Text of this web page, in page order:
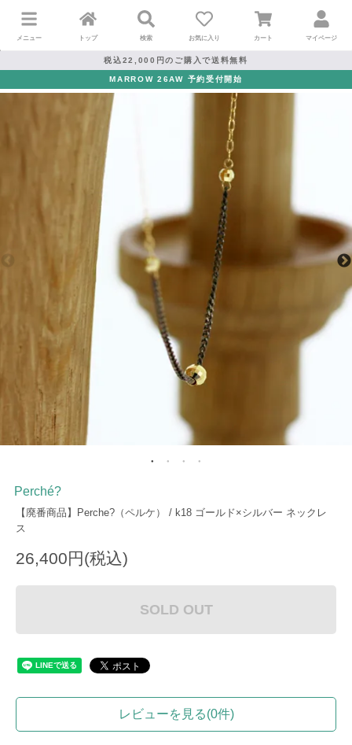
メニュー トップ 検索 お気に入り カート マイページ
税込22,000円のご購入で送料無料
MARROW 26AW 予約受付開始
Perché?
【廃番商品】Perche?（ペルケ） / k18 ゴールド×シルバー ネックレ
ス
26,400円(税込)
SOLD OUT
レビューを見る(0件)